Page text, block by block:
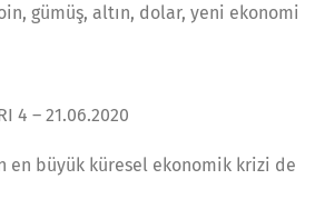
gümüş, altın, dolar, yeni ekonomi
4 – 21.06.2020
en büyük küresel ekonomik krizi de